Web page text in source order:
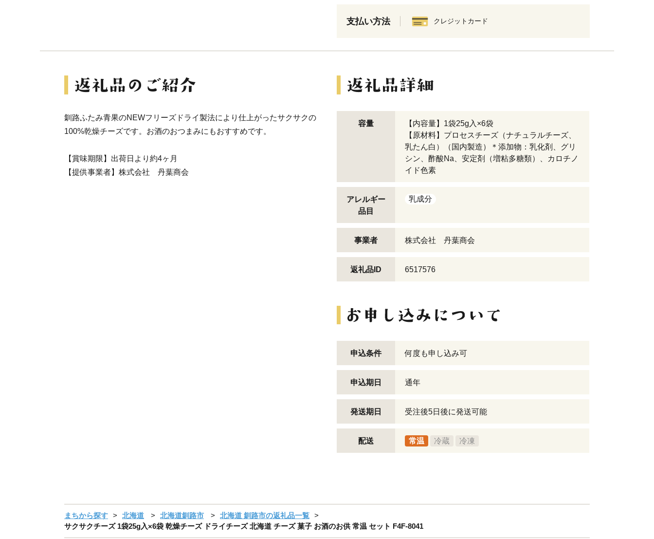
支払い方法 クレジットカード
釧路ふたみ青果のNEWフリーズドライ製法により仕上がったサクサクの
100%乾燥チーズです。お酒のおつまみにもおすすめです。
【賞味期限】出荷日より約4ヶ月
【提供事業者】株式会社 丹葉商会
容量
【内容量】1袋25g入×6袋
【原材料】プロセスチーズ（ナチュラルチーズ、
乳たん白）（国内製造）＊添加物：乳化剤、グリ
シン、酢酸Na、安定剤（増粘多糖類）、カロチノ
イド色素
アレルギー
品目
乳成分
事業者 株式会社 丹葉商会
返礼品ID 6517576
申込条件 何度も申し込み可
申込期日 通年
発送期日 受注後5日後に発送可能
配送 常温 冷蔵 冷凍
まちから探す 北海道 北海道釧路市
北海道 釧路市の返礼品一覧
サクサクチーズ 1袋25g入×6袋 乾燥チーズ ドライチーズ 北海道 チーズ 菓子 お酒のお供 常温 セット F4F-8041